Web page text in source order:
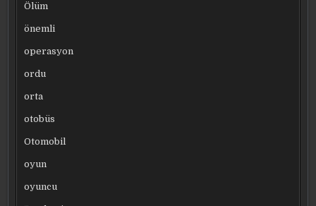
Ölüm
önemli
operasyon
ordu
orta
otobüs
Otomobil
oyun
oyuncu